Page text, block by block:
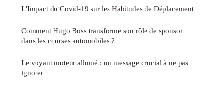
L'Impact du Covid-19 sur les Habitudes de Déplacement
Comment Hugo Boss transforme son rôle de sponsor
dans les courses automobiles ?
Le voyant moteur allumé : un message crucial à ne pas
ignorer